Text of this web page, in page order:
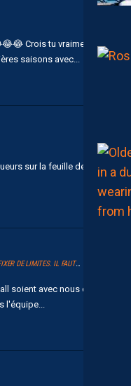
😂 Crois tu vraiment
saisons avec...
sur la feuille de
ZOUMANA CAMARA: “IL NE FAUT PAS SE FIXER DE LIMITES. IL FAUT VISER HAUT”
soient avec nous cette